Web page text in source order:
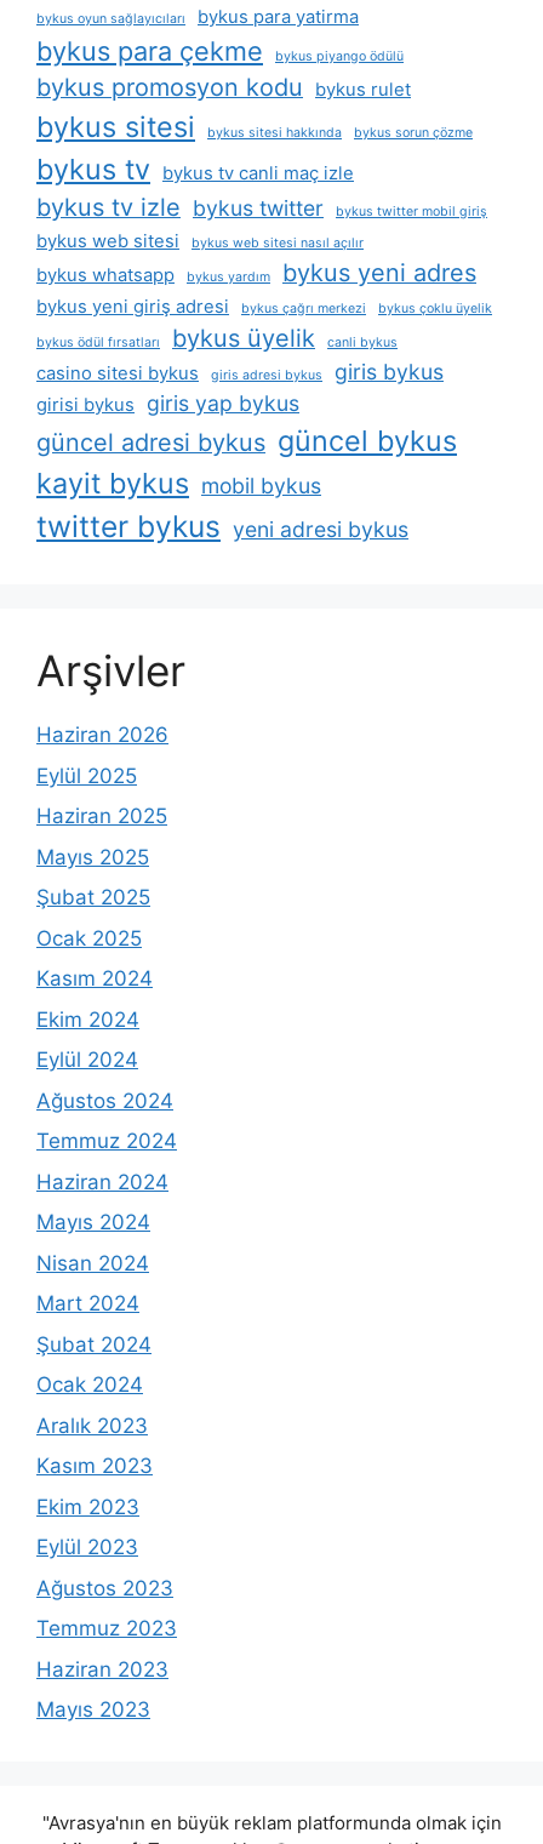
bykus oyun sağlayıcıları
bykus para yatirma
bykus para çekme bykus piyango ödülü
bykus promosyon kodu bykus rulet
bykus sitesi bykus sitesi hakkında bykus sorun çözme
bykus tv bykus tv canli maç izle
bykus tv izle bykus twitter bykus twitter mobil giriş
bykus web sitesi bykus web sitesi nasıl açılır
bykus whatsapp bykus yardım bykus yeni adres
bykus yeni giriş adresi bykus çağrı merkezi bykus çoklu üyelik
bykus ödül fırsatları bykus üyelik canli bykus
casino sitesi bykus giris adresi bykus giris bykus
girisi bykus giris yap bykus
güncel adresi bykus güncel bykus
kayit bykus mobil bykus
twitter bykus yeni adresi bykus
Arşivler
Haziran 2026
Eylül 2025
Haziran 2025
Mayıs 2025
Şubat 2025
Ocak 2025
Kasım 2024
Ekim 2024
Eylül 2024
Ağustos 2024
Temmuz 2024
Haziran 2024
Mayıs 2024
Nisan 2024
Mart 2024
Şubat 2024
Ocak 2024
Aralık 2023
Kasım 2023
Ekim 2023
Eylül 2023
Ağustos 2023
Temmuz 2023
Haziran 2023
Mayıs 2023
"Avrasya'nın en büyük reklam platformunda olmak için